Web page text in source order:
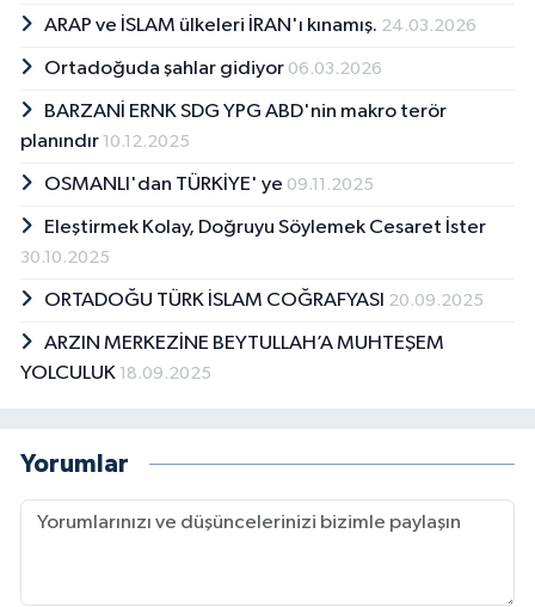
ARAP ve İSLAM ülkeleri İRAN'ı kınamış. 24.03.2026
Ortadoğuda şahlar gidiyor 06.03.2026
BARZANİ ERNK SDG YPG ABD'nin makro terör
planındır 10.12.2025
OSMANLI'dan TÜRKİYE' ye 09.11.2025
Eleştirmek Kolay, Doğruyu Söylemek Cesaret İster
30.10.2025
ORTADOĞU TÜRK İSLAM COĞRAFYASI 20.09.2025
ARZIN MERKEZİNE BEYTULLAH’A MUHTEŞEM
YOLCULUK 18.09.2025
Yorumlar